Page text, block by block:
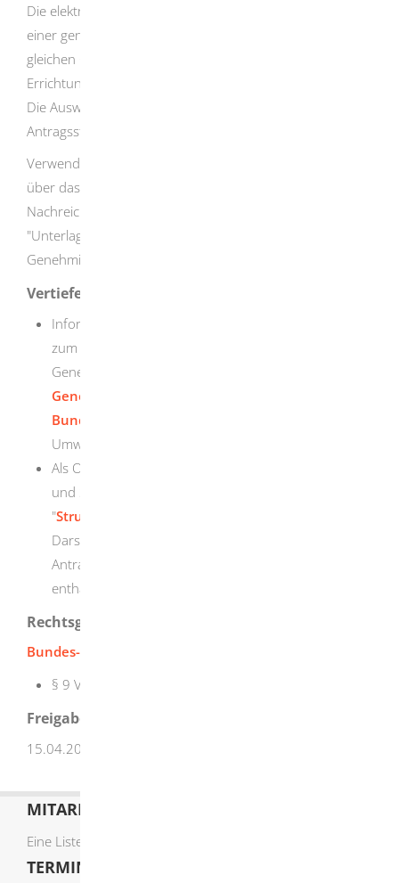
Die elektronische Beantragung eines Vorbescheids zu
einer genehmigungsbedürftigen Anlage erfolgt über den
gleichen Onlineantrag, mit der auch die Beantragung der
Errichtung und des Betriebs einer neuen Anlage erfolgt.
Die Auswahl der Verfahrensvariante erfolgt innerhalb der
Antragsstellung.
Verwenden Sie bei einer elektronischen Antragstellung
über das Serviceportal Baden-Württemberg für die
Nachreichung von Antragsunterlagen den Online-Prozess
"Unterlagen für immissionsschutzrechtliche
Genehmigung nachreichen".
Vertiefende Informationen
Informationen und weiterreichende Erläuterungen
zum immissionsschutzrechtlichen
Genehmigungsverfahren finden Sie im
Genehmigungs- und Anzeigeverfahren nach dem
Bundes-Immissionsschutzgesetz
Umweltministeriums Baden-Württemberg
Als Orientierungshilfe finden Sie für die Vorbereitung
und Strukturierung Ihres Onlineantrags in der Tabelle
"Struktur und Uploadfelder BImSchG-Antrag
Darstellung des durch das Webformular vorgegeben
Antragsaufbaus sowie eine Auflistung der
enthaltenen Uploadfelder.
Rechtsgrundlage
Bundes-Immissionsschutzgesetz (BImSchG)
§ 9 Vorbescheid
Freigabevermerk
15.04.2026
MITARBEITERLISTE
Eine Liste der Mitarbeiter von A-Z finden Sie
TERMIN ONLINE BUCHEN